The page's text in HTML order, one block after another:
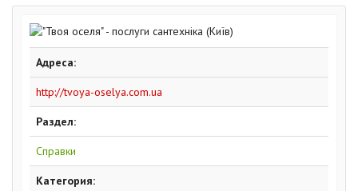
Адреса:
http://tvoya-oselya.com.ua
Раздел:
Справки
Категория: